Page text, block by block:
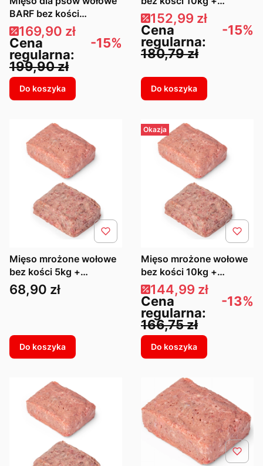
BARF bez kości
Wołowina grubo mielona
10kg
Cena promocyjna
169,90 zł
Cena
regularna:
199,90 zł
-15%
Do koszyka
drobiowe z kością 10kg
+ olej rybny 1L
Cena promocyjna
152,99 zł
Cena
regularna:
180,79 zł
-15%
Do koszyka
Mięso mrożone wołowe
bez kości 5kg +
drobiowe z kością 5kg
Cena
68,90 zł
Do koszyka
Okazja
Mięso mrożone wołowe
bez kości 10kg +
drobiowe z kością 15kg
Cena promocyjna
144,99 zł
Cena
regularna:
166,75 zł
-13%
Do koszyka